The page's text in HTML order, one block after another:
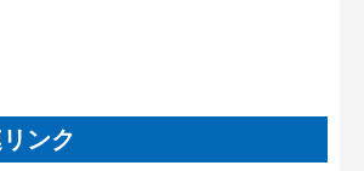
ンク